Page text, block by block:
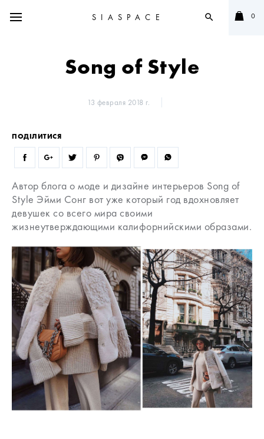
SIASPACE search 0
Song of Style
13 февраля 2018 г.
ПОДІЛИТИСЯ
Автор блога о моде и дизайне интерьеров Song of
Style Эйми Сонг вот уже который год вдохновляет
девушек со всего мира своими
жизнеутверждающими калифорнийскими образами.